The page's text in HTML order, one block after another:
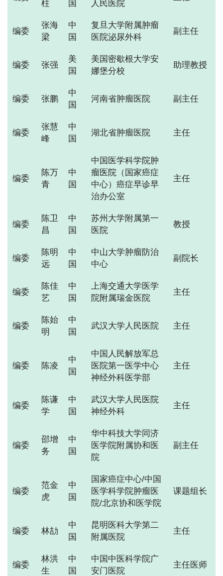
柱 国 人民医院
编委
张海
梁
中
国
复旦大学附属肿瘤
医院泌尿外科
副主任
编委 张强
美
国
美国密歇根大学安
娜堡分校
助理教授
编委 张鹏
中
国
河南省肿瘤医院 副主任
编委
张慧
峰
中
国
湖北省肿瘤医院 主任
编委
陈万
青
中
国
中国医学科学院肿
瘤医院（国家癌症
中心）癌症早诊早
治办公室
主任
编委
陈卫
昌
中
国
苏州大学附属第一
医院
教授
编委
陈明
远
中
国
中山大学肿瘤防治
中心
副院长
编委
陈佳
艺
中
国
上海交通大学医学
院附属瑞金医院
主任
编委
陈始
明
中
国
武汉大学人民医院 主任
编委 陈凌
中
国
中国人民解放军总
医院第一医学中心
神经外科医学部
主任
编委
陈谦
学
中
国
武汉大学人民医院
神经外科
主任
编委
邵增
务
中
国
华中科技大学同济
医学院附属协和医
院
副主任
编委
范金
虎
中
国
国家癌症中心/中国
医学科学院肿瘤医
院/北京协和医学院
课题组长
编委 林劼
中
国
昆明医科大学第二
附属医院
主任
编委
林洪
生
中
国
中国中医科学院广
安门医院
主任医师